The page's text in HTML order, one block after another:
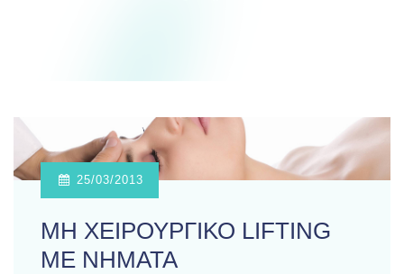
25/03/2013
ΜΗ ΧΕΙΡΟΥΡΓΙΚΟ LIFTING
ΜΕ ΝΗΜΑΤΑ